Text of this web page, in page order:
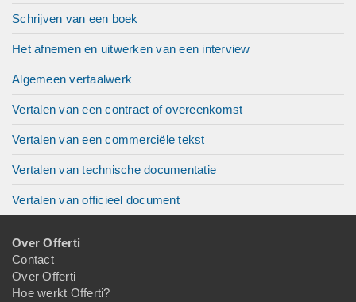
Schrijven van een boek
Het afnemen en uitwerken van een interview
Algemeen vertaalwerk
Vertalen van een contract of overeenkomst
Vertalen van een commerciële tekst
Vertalen van technische documentatie
Vertalen van officieel document
Over Offerti
Contact
Over Offerti
Hoe werkt Offerti?